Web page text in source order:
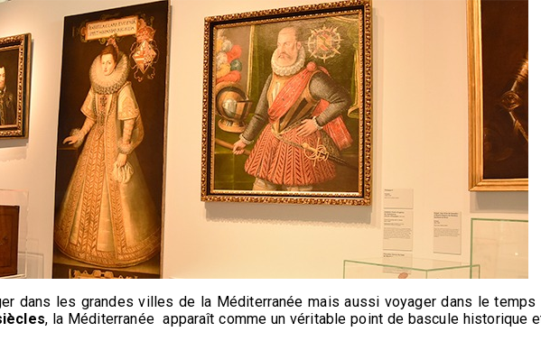
dans les grandes villes de la Méditerranée mais aussi voyager dans le temps
, la Méditerranée apparaît comme un véritable point de bascule historique